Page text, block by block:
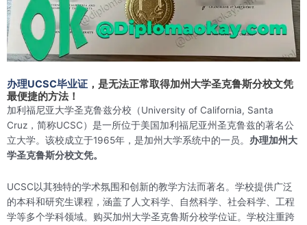
办理UCSC毕业证 ，是无法正常取得加州大学圣克鲁斯分校文凭
最便捷的方法！
加利福尼亚大学圣克鲁兹分校（University of California, Santa
Cruz，简称UCSC）是一所位于美国加利福尼亚州圣克鲁兹的著名公
立大学。该校成立于1965年，是加州大学系统中的一员。 办理加州大
学圣克鲁斯分校文凭。
UCSC以其独特的学术氛围和创新的教学方法而著名。学校提供广泛
的本科和研究生课程，涵盖了人文科学、自然科学、社会科学、工程
学等多个学科领域。购买加州大学圣克鲁斯分校学位证。学校注重跨